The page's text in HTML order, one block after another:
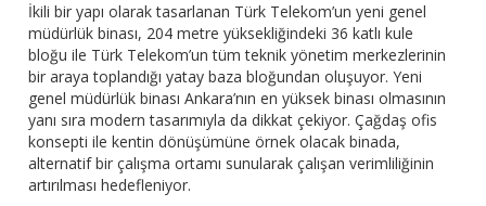
İkili bir yapı olarak tasarlanan Türk Telekom’un yeni genel
müdürlük binası, 204 metre yüksekliğindeki 36 katlı kule
bloğu ile Türk Telekom’un tüm teknik yönetim merkezlerinin
bir araya toplandığı yatay baza bloğundan oluşuyor. Yeni
genel müdürlük binası Ankara’nın en yüksek binası olmasının
yanı sıra modern tasarımıyla da dikkat çekiyor. Çağdaş ofis
konsepti ile kentin dönüşümüne örnek olacak binada,
alternatif bir çalışma ortamı sunularak çalışan verimliliğinin
artırılması hedefleniyor.